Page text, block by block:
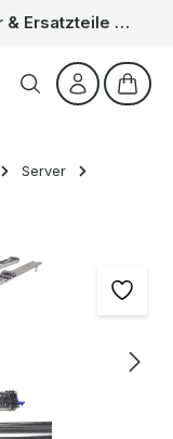
Sommer-Deal: 15% auf alle Server & Ersatzteile – Kein Code nötig, der Rabatt wird automatisch im Warenkorb abgezogen. Gültig vom 01.06. bis 31.08.
Server